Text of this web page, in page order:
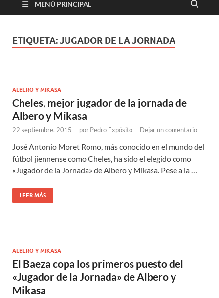
MENÚ PRINCIPAL
ETIQUETA:JUGADOR DE LA JORNADA
ALBERO Y MIKASA
Cheles, mejor jugador de la jornada de
Albero y Mikasa
22 septiembre, 2015 - por Pedro Expósito - Dejar un comentario
José Antonio Moret Romo, más conocido en el mundo del
fútbol jiennense como Cheles, ha sido el elegido como
«Jugador de la Jornada» de Albero y Mikasa. Pese a la …
LEER MÁS
ALBERO Y MIKASA
El Baeza copa los primeros puesto del
«Jugador de la Jornada» de Albero y
Mikasa